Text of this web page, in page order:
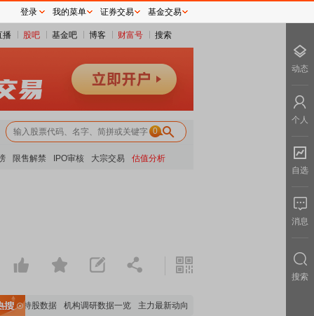
播 股吧 基金吧 博客 财富号 搜索
0
限售解禁 IPO审核 大宗交易 估值分析
构持股数据 机构调研数据一览 主力最新动向 上市公司限售股解禁一览
登录 我的菜单 证券交易 基金交易
动态
个人
自选
消息
搜索